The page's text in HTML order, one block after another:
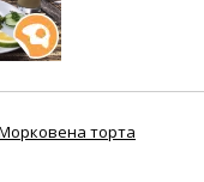
торта